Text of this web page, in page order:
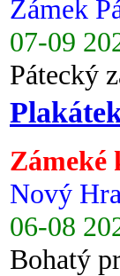
Zámek
07-09
Pátecký
Nový
06-08
Bohatý